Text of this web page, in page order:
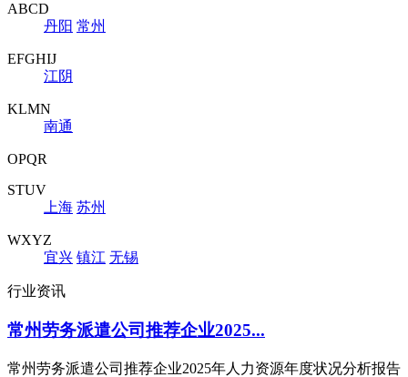
ABCD
丹阳 常州
EFGHIJ
江阴
KLMN
南通
OPQR
STUV
上海 苏州
WXYZ
宜兴 镇江 无锡
行业资讯
常州劳务派遣公司推荐企业2025...
常州劳务派遣公司推荐企业2025年人力资源年度状况分析报告